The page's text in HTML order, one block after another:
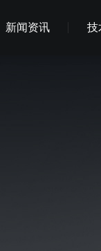
新闻资讯 技